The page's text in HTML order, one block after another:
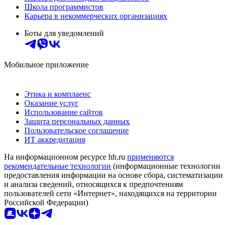
Школа программистов
Карьера в некоммерческих организациях
Боты для уведомлений
Мобильное приложение
Этика и комплаенс
Оказание услуг
Использование сайтов
Защита персональных данных
Пользовательское соглашение
ИТ аккредитация
На информационном ресурсе hh.ru применяются
рекомендательные технологии (информационные технологии
предоставления информации на основе сбора, систематизации
и анализа сведений, относящихся к предпочтениям
пользователей сети «Интернет», находящихся на территории
Российской Федерации)